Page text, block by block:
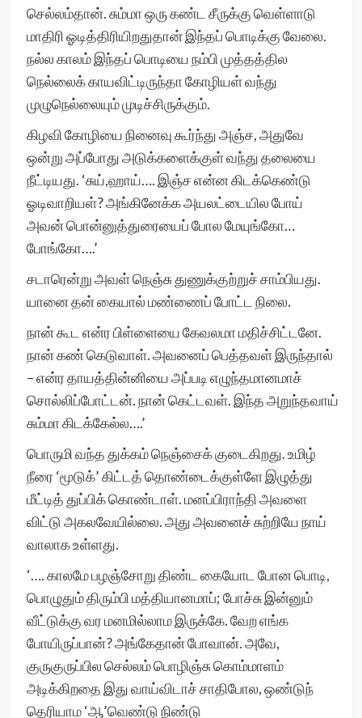
செல்லம்தான். சும்மா ஒரு கண்ட சீருக்கு வெள்ளாடு
மாதிரி ஓடித்திரியிறதுதான் இந்தப் பொடிக்கு வேலை.
நல்ல காலம் இந்தப் பொடியை நம்பி முத்தத்தில
நெல்லைக் காயவிட்டிருந்தா கோழியள் வந்து
முழுநெல்லையும் முடிச்சிருக்கும்.
கிழவி கோழியை நினைவு கூர்ந்து அஞ்ச, அதுவே
ஒன்று அப்போது அடுக்களைக்குள் வந்து தலையை
நீட்டியது. ‘சுய்,ஹாய்…. இஞ்ச என்ன கிடக்கெண்டு
ஓடிவாறியள்? அங்கினேக்க அயலட்டையில போய்
அவன் பொன்னுத்துரையைப் போல மேயுங்கோ…
போங்கோ….’
சடாரென்று அவள் நெஞ்சு துணுக்குற்றுச் சாம்பியது.
யானை தன் கையால் மண்ணைப் போட்ட நிலை.
நான் கூட என்ர பிள்ளையை கேவலமா மதிச்சிட்டனே.
நான் கண் கெடுவாள். அவனைப் பெத்தவள் இருந்தால்
– என்ர தாயத்தின்னியை அப்படி எழுந்தமானமாச்
சொல்லிப்போட்டன். நான் கெட்டவள். இந்த அறுந்தவாய்
சும்மா கிடக்கேல்ல….’
பொருமி வந்த துக்கம் நெஞ்சைக் குடைகிறது. உமிழ்
நீரை ‘மூடுக்’ கிட்டத் தொண்டைக்குள்ளே இழுத்து
மீட்டித் துப்பிக் கொண்டாள். மனப்பிராந்தி அவளை
விட்டு அகலவேயில்லை. அது அவனைச் சுற்றியே நாய்
வாலாக உள்ளது.
‘…. காலமே பழஞ்சோறு திண்ட கையோட போன பொடி,
பொழுதும் திரும்பி மத்தியானமாப்; போச்சு இன்னும்
வீட்டுக்கு வர மனமில்லாம இருக்கே. வேற எங்க
போயிருப்பான்? அங்கேதான் போவான். அவே,
குருகுருப்பில செல்லம் பொழிஞ்சு கொம்மாளம்
அடிக்கிறதை இது வாய்விடாச் சாதிபோல, ஒண்டுந்
தெரியாம ‘ஆ’வெண்டு நிண்டு